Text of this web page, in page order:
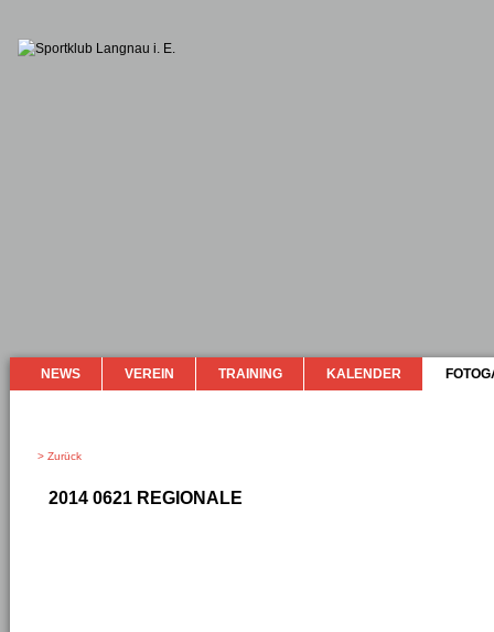
NEWS VEREIN TRAINING KALENDER
> Zurück
2014 0621 REGIONALE